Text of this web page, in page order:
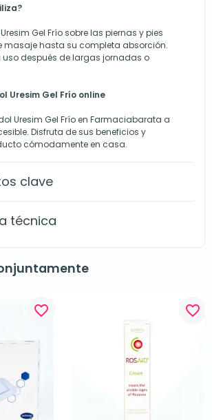
Gel Frío sobre las piernas y pies
masaje hasta su completa absorción.
uso después de largas jornadas o
Uresim Gel Frío online
Uresim Gel Frío en Farmaciabarata a
Disfruta de sus beneficios y
cómodamente en casa.
clave
técnica
favorite_border favorite_border